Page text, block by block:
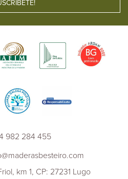
982 284 455
km 1, CP: 27231 Lugo